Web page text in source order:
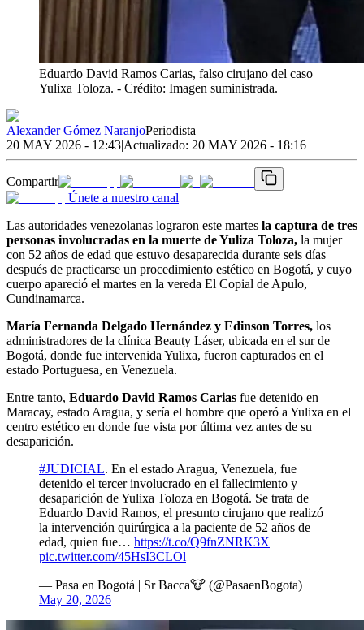
Eduardo David Ramos Carias, falso cirujano del caso
Yulixa Toloza. - Crédito: Imagen suministrada.
Alexander Gómez NaranjoPeriodista
20 MAY 2026 - 12:43|Actualizado: 20 MAY 2026 - 18:16
Compartir
Únete a nuestro canal
Las autoridades venezolanas lograron este martes la captura de tres
personas involucradas en la muerte de Yuliza Toloza, la mujer
con 52 años de edad que estuvo desaparecida durante seis días
después de practicarse un procedimiento estético en Bogotá, y cuyo
cuerpo apareció el martes en la vereda El Copial de Apulo,
Cundinamarca.
María Fernanda Delgado Hernández y Edinson Torres, los
administradores de la clínica Beauty Láser, ubicada en el sur de
Bogotá, donde fue intervenida Yulixa, fueron capturados en el
estado Portuguesa, en Venezuela.
Entre tanto, Eduardo David Ramos Carias fue detenido en
Maracay, estado Aragua, y sería el hombre que operó a Yulixa en el
centro estético en donde fue vista por última vez antes de su
desaparición.
#JUDICIAL. En el estado Aragua, Venezuela, fue
detenido el tercer involucrado en el fallecimiento y
desaparición de Yulixa Toloza en Bogotá. Se trata de
Eduardo David Ramos, el presunto cirujano que realizó
la intervención quirúrgica a la paciente de 52 años de
edad, quien fue… https://t.co/Q9fnZNRK3X
pic.twitter.com/45HsI3CLOl
— Pasa en Bogotá | Sr Bacca🐮 (@PasaenBogota)
May 20, 2026